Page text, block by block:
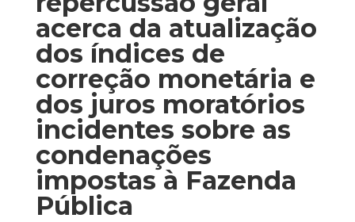
acerca da atualização
dos índices de
correção monetária e
dos juros moratórios
incidentes sobre as
condenações
impostas à Fazenda
Pública